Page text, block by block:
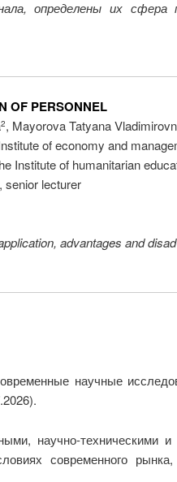
определены их сфера
OF PERSONNEL
2, Mayorova Tatyana
of economy and
Institute of humanitarian
senior lecturer
advantages and
научные
научно-техническими
современного рынка,